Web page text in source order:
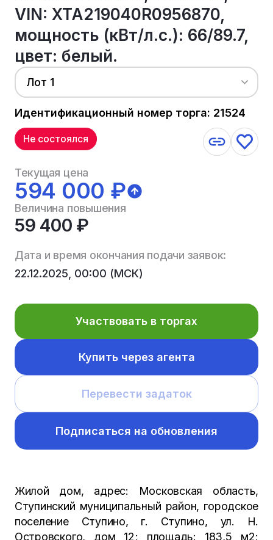
VIN: XTA219040R0956870,
мощность (кВт/л.с.): 66/89.7,
цвет: белый.
Лот 1
Идентификационный номер торга: 21524
Не состоялся
Текущая цена
594 000 ₽
Величина повышения
59 400 ₽
Дата и время окончания подачи заявок:
22.12.2025, 00:00 (МСК)
Участвовать в торгах
Купить через агента
Перевести задаток
Подписаться на обновления
Жилой дом, адрес: Московская область,
Ступинский муниципальный район, городское
поселение Ступино, г. Ступино, ул. Н.
Островского, дом 12; площадь: 183,5 м2;